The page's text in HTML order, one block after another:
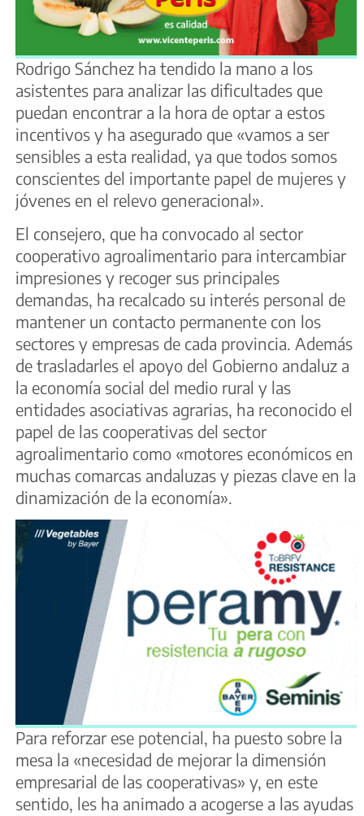
Rodrigo Sánchez ha tendido la mano a los
asistentes para analizar las dificultades que
puedan encontrar a la hora de optar a estos
incentivos y ha asegurado que «vamos a ser
sensibles a esta realidad, ya que todos somos
conscientes del importante papel de mujeres y
jóvenes en el relevo generacional».
El consejero, que ha convocado al sector
cooperativo agroalimentario para intercambiar
impresiones y recoger sus principales
demandas, ha recalcado su interés personal de
mantener un contacto permanente con los
sectores y empresas de cada provincia. Además
de trasladarles el apoyo del Gobierno andaluz a
la economía social del medio rural y las
entidades asociativas agrarias, ha reconocido el
papel de las cooperativas del sector
agroalimentario como «motores económicos en
muchas comarcas andaluzas y piezas clave en la
dinamización de la economía».
Para reforzar ese potencial, ha puesto sobre la
mesa la «necesidad de mejorar la dimensión
empresarial de las cooperativas» y, en este
sentido, les ha animado a acogerse a las ayudas